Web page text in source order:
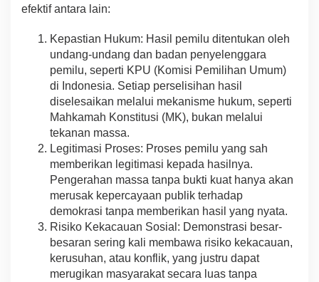
efektif antara lain:
Kepastian Hukum: Hasil pemilu ditentukan oleh
undang-undang dan badan penyelenggara
pemilu, seperti KPU (Komisi Pemilihan Umum)
di Indonesia. Setiap perselisihan hasil
diselesaikan melalui mekanisme hukum, seperti
Mahkamah Konstitusi (MK), bukan melalui
tekanan massa.
Legitimasi Proses: Proses pemilu yang sah
memberikan legitimasi kepada hasilnya.
Pengerahan massa tanpa bukti kuat hanya akan
merusak kepercayaan publik terhadap
demokrasi tanpa memberikan hasil yang nyata.
Risiko Kekacauan Sosial: Demonstrasi besar-
besaran sering kali membawa risiko kekacauan,
kerusuhan, atau konflik, yang justru dapat
merugikan masyarakat secara luas tanpa